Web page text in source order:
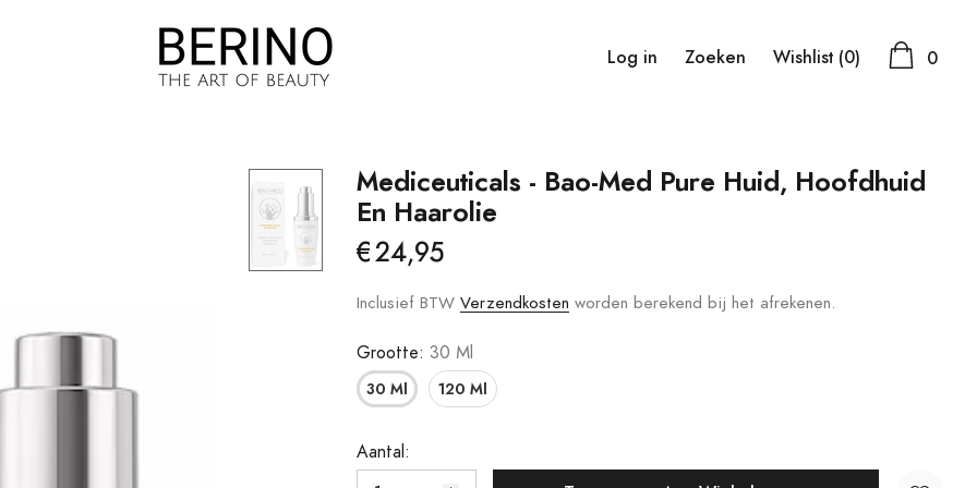
Hoofdhuid
Log in Zoeken Wishlist (0) 0
Mediceuticals - Bao-Med Pure Huid, Hoofdhuid
En Haarolie
€24,95
Inclusief BTW Verzendkosten worden berekend bij het afrekenen.
Grootte: 30 Ml
30 Ml 120 Ml
Aantal: